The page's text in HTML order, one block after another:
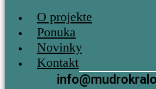
O projekte
Ponuka
Novinky
Kontakt